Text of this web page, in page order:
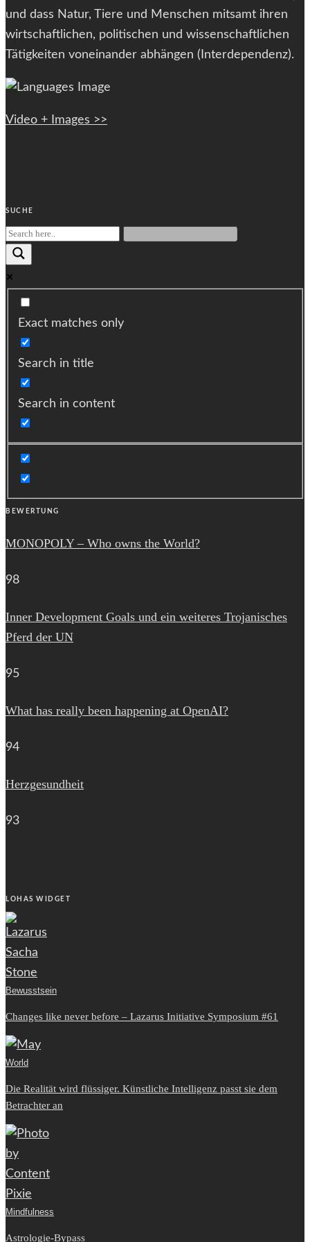
und dass Natur, Tiere und Menschen mitsamt ihren
wirtschaftlichen, politischen und wissenschaftlichen
Tätigkeiten voneinander abhängen (Interdependenz).
Video + Images >>
SUCHE
Exact matches only
Search in title
Search in content
BEWERTUNG
MONOPOLY – Who owns the World?
98
Inner Development Goals und ein weiteres Trojanisches
Pferd der UN
95
What has really been happening at OpenAI?
94
Herzgesundheit
93
LOHAS WIDGET
Bewusstsein
Changes like never before – Lazarus Initiative Symposium #61
World
Die Realität wird flüssiger. Künstliche Intelligenz passt sie dem
Betrachter an
Mindfulness
Astrologie-Bypass